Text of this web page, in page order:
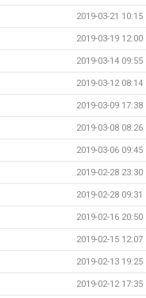
2019-03-21 10:15
2019-03-19 12:00
2019-03-14 09:55
2019-03-12 08:14
2019-03-09 17:38
2019-03-08 08:26
2019-03-06 09:45
2019-02-28 23:30
2019-02-28 09:31
2019-02-16 20:50
2019-02-15 12:07
2019-02-13 19:25
2019-02-12 17:35